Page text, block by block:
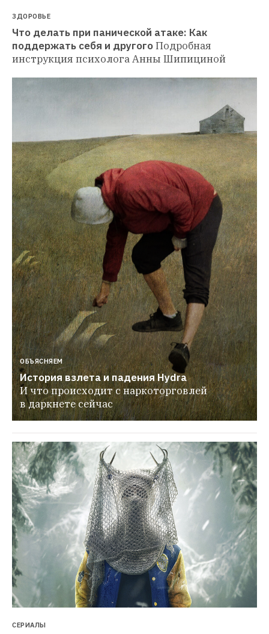
ЗДОРОВЬЕ
Что делать при панической атаке: Как
поддержать себя и другогоПодробная
инструкция психолога Анны Шипициной
ОБЪЯСНЯЕМ
История взлета и падения Hydra
И что происходит с наркоторговлей
в даркнете сейчас
СЕРИАЛЫ